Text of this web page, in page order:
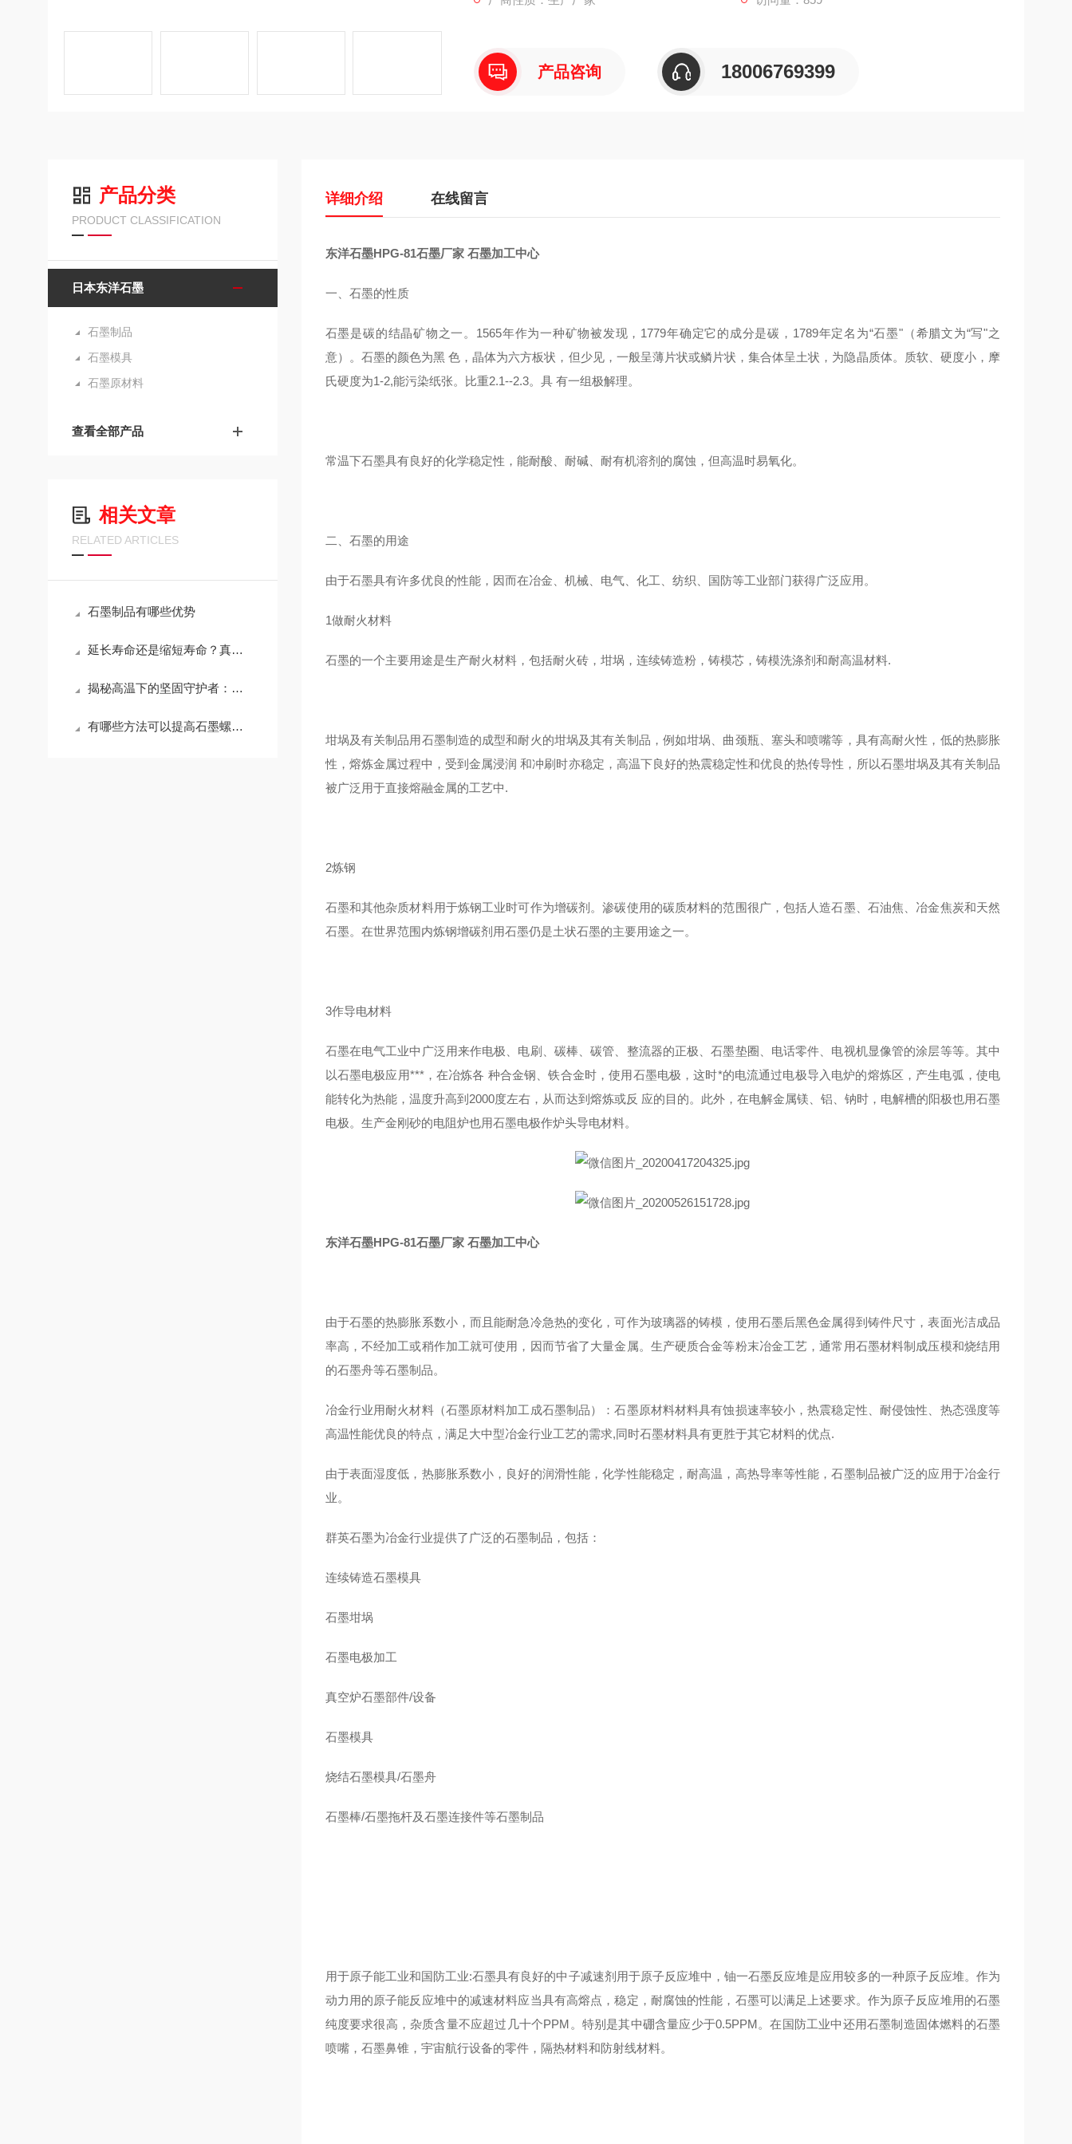
产品咨询 18006769399
产品分类
PRODUCT CLASSIFICATION
日本东洋石墨
石墨制品
石墨模具
石墨原材料
查看全部产品
相关文章
RELATED ARTICLES
石墨制品有哪些优势
延长寿命还是缩短寿命？真空炉石墨模具维护的关键决策
揭秘高温下的坚固守护者：耐高温石墨坩埚特性大解析！
有哪些方法可以提高石墨螺母的抗氧化性
详细介绍 在线留言
东洋石墨HPG-81石墨厂家 石墨加工中心
一、石墨的性质
石墨是碳的结晶矿物之一。1565年作为一种矿物被发现，1779年确定它的成分是碳，1789年定名为“石墨"（希腊文为“写"之
意）。石墨的颜色为黑 色，晶体为六方板状，但少见，一般呈薄片状或鳞片状，集合体呈土状，为隐晶质体。质软、硬度小，摩
氏硬度为1-2,能污染纸张。比重2.1--2.3。具 有一组极解理。
常温下石墨具有良好的化学稳定性，能耐酸、耐碱、耐有机溶剂的腐蚀，但高温时易氧化。
二、石墨的用途
由于石墨具有许多优良的性能，因而在冶金、机械、电气、化工、纺织、国防等工业部门获得广泛应用。
1做耐火材料
石墨的一个主要用途是生产耐火材料，包括耐火砖，坩埚，连续铸造粉，铸模芯，铸模洗涤剂和耐高温材料.
坩埚及有关制品用石墨制造的成型和耐火的坩埚及其有关制品，例如坩埚、曲颈瓶、塞头和喷嘴等，具有高耐火性，低的热膨胀
性，熔炼金属过程中，受到金属浸润 和冲刷时亦稳定，高温下良好的热震稳定性和优良的热传导性，所以石墨坩埚及其有关制品
被广泛用于直接熔融金属的工艺中.
2炼钢
石墨和其他杂质材料用于炼钢工业时可作为增碳剂。渗碳使用的碳质材料的范围很广，包括人造石墨、石油焦、冶金焦炭和天然
石墨。在世界范围内炼钢增碳剂用石墨仍是土状石墨的主要用途之一。
3作导电材料
石墨在电气工业中广泛用来作电极、电刷、碳棒、碳管、整流器的正极、石墨垫圈、电话零件、电视机显像管的涂层等等。其中
以石墨电极应用***，在冶炼各 种合金钢、铁合金时，使用石墨电极，这时*的电流通过电极导入电炉的熔炼区，产生电弧，使电
能转化为热能，温度升高到2000度左右，从而达到熔炼或反 应的目的。此外，在电解金属镁、铝、钠时，电解槽的阳极也用石墨
电极。生产金刚砂的电阻炉也用石墨电极作炉头导电材料。
东洋石墨HPG-81石墨厂家 石墨加工中心
由于石墨的热膨胀系数小，而且能耐急冷急热的变化，可作为玻璃器的铸模，使用石墨后黑色金属得到铸件尺寸，表面光洁成品
率高，不经加工或稍作加工就可使用，因而节省了大量金属。生产硬质合金等粉末冶金工艺，通常用石墨材料制成压模和烧结用
的石墨舟等石墨制品。
冶金行业用耐火材料（石墨原材料加工成石墨制品）：石墨原材料材料具有蚀损速率较小，热震稳定性、耐侵蚀性、热态强度等
高温性能优良的特点，满足大中型冶金行业工艺的需求,同时石墨材料具有更胜于其它材料的优点.
由于表面湿度低，热膨胀系数小，良好的润滑性能，化学性能稳定，耐高温，高热导率等性能，石墨制品被广泛的应用于冶金行
业。
群英石墨为冶金行业提供了广泛的石墨制品，包括：
连续铸造石墨模具
石墨坩埚
石墨电极加工
真空炉石墨部件/设备
石墨模具
烧结石墨模具/石墨舟
石墨棒/石墨拖杆及石墨连接件等石墨制品
用于原子能工业和国防工业:石墨具有良好的中子减速剂用于原子反应堆中，铀一石墨反应堆是应用较多的一种原子反应堆。作为
动力用的原子能反应堆中的减速材料应当具有高熔点，稳定，耐腐蚀的性能，石墨可以满足上述要求。作为原子反应堆用的石墨
纯度要求很高，杂质含量不应超过几十个PPM。特别是其中硼含量应少于0.5PPM。在国防工业中还用石墨制造固体燃料的石墨
喷嘴，石墨鼻锥，宇宙航行设备的零件，隔热材料和防射线材料。